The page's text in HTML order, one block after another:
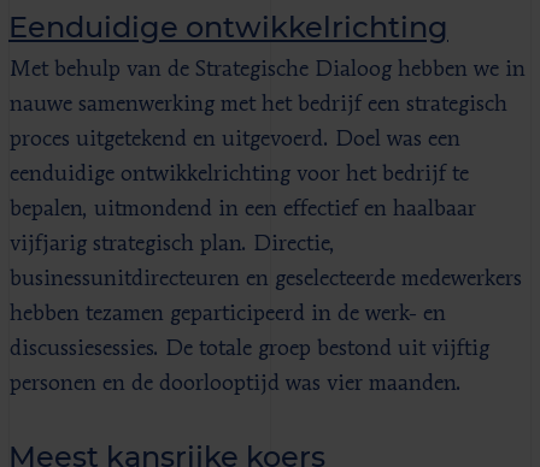
Eenduidige ontwikkelrichting
Met behulp van de Strategische Dialoog hebben we in
nauwe samenwerking met het bedrijf een strategisch
proces uitgetekend en uitgevoerd. Doel was een
eenduidige ontwikkelrichting voor het bedrijf te
bepalen, uitmondend in een effectief en haalbaar
vijfjarig strategisch plan. Directie,
businessunitdirecteuren en geselecteerde medewerkers
hebben tezamen geparticipeerd in de werk- en
discussiesessies. De totale groep bestond uit vijftig
personen en de doorlooptijd was vier maanden.
Meest kansrijke koers